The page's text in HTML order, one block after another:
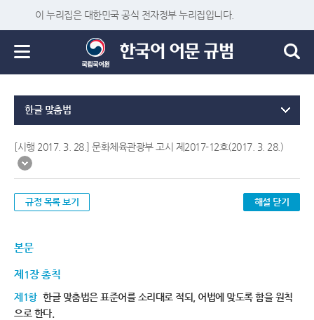
이 누리집은 대한민국 공식 전자정부 누리집입니다.
한글 맞춤법
[시행 2017. 3. 28.] 문화체육관광부 고시 제2017-12호(2017. 3. 28.)
규정 목록 보기 해설 닫기
본문
제1장 총칙
제1항 한글 맞춤법은 표준어를 소리대로 적되, 어법에 맞도록 함을 원칙
으로 한다.